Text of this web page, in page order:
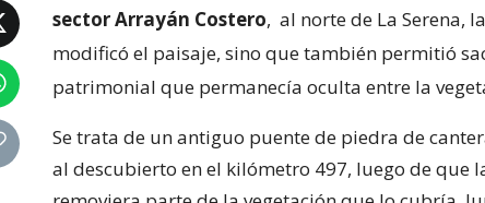
sector Arrayán Costero, al norte de La Serena,
modificó el paisaje, sino que también permitió
patrimonial que permanecía oculta entre la
Se trata de un antiguo puente de piedra de
al descubierto en el kilómetro 497, luego de que